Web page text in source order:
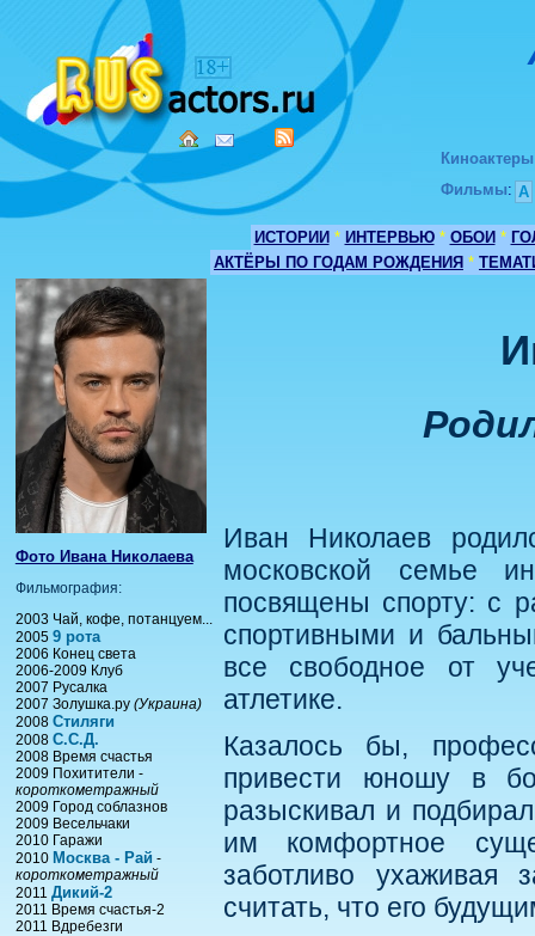
Киноактеры
Фильмы: А
ИСТОРИИ * ИНТЕРВЬЮ * ОБОИ *
АКТЁРЫ ПО ГОДАМ РОЖДЕНИЯ *
Фото Ивана Николаева
Фильмография:
2003 Чай, кофе, потанцуем...
2005 9 рота
2006 Конец света
2006-2009 Клуб
2007 Русалка
2007 Золушка.ру (Украина)
2008 Стиляги
2008 С.С.Д.
2008 Время счастья
2009 Похитители -
короткометражный
2009 Город соблазнов
2009 Весельчаки
2010 Гаражи
2010 Москва - Рай -
короткометражный
2011 Дикий-2
2011 Время счастья-2
2011 Вдребезги
Иван Николаев
московской семье
посвящены спорту: с
спортивными и
все свободное от
атлетике.
Казалось бы,
привести юношу в
разыскивал и
им комфортное
заботливо ухаживая
считать, что его